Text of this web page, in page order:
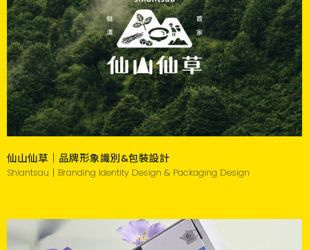
仙山仙草｜品牌形象識別&包裝設計
Shiantsau｜Branding Identity Design & Packaging Design